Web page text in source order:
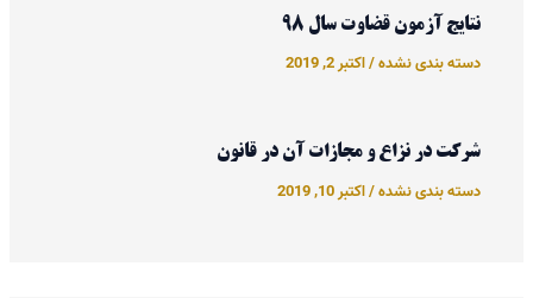
نتایج آزمون قضاوت سال 98
دسته بندی نشده/اکتبر 2, 2019
شرکت در نزاع و مجازات آن در قانون
دسته بندی نشده/اکتبر 10, 2019